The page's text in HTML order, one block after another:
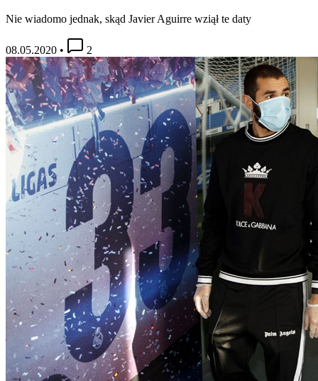
Nie wiadomo jednak, skąd Javier Aguirre wziął te daty
08.05.2020 • 2